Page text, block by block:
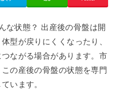
な状態？ 出産後の骨盤は開
型が戻りにくくなったり、
ながる場合があります。市
の産後の骨盤の状態を専門
います。